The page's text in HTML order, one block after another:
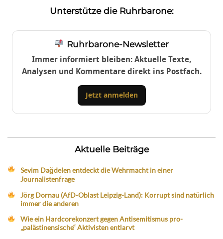
Unterstütze die Ruhrbarone:
Ruhrbarone-Newsletter
Immer informiert bleiben: Aktuelle Texte,
Analysen und Kommentare direkt ins Postfach.
Jetzt anmelden
Aktuelle Beiträge
Sevim Dağdelen entdeckt die Wehrmacht in einer
Journalistenfrage
Jörg Dornau (AfD-Oblast Leipzig-Land): Korrupt sind natürlich
immer die anderen
Wie ein Hardcorekonzert gegen Antisemitismus pro-
„palästinensische“ Aktivisten entlarvt